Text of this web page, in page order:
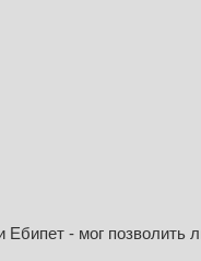
- мог позволить